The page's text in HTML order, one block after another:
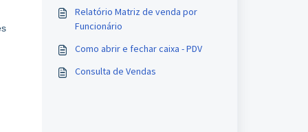
Relatório Matriz de venda por
Funcionário
Como abrir e fechar caixa - PDV
Consulta de Vendas